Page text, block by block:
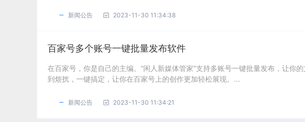
新闻公告 2023-11-30 11:34:38
百家号多个账号一键批量发布软件
在百家号，你是自己的主编。“闲人新媒体管家”支持多账号一键批量发布，让你
到烦扰，一键搞定，让你在百家号上的创作更加轻松展现。...
新闻公告 2023-11-30 11:34:21